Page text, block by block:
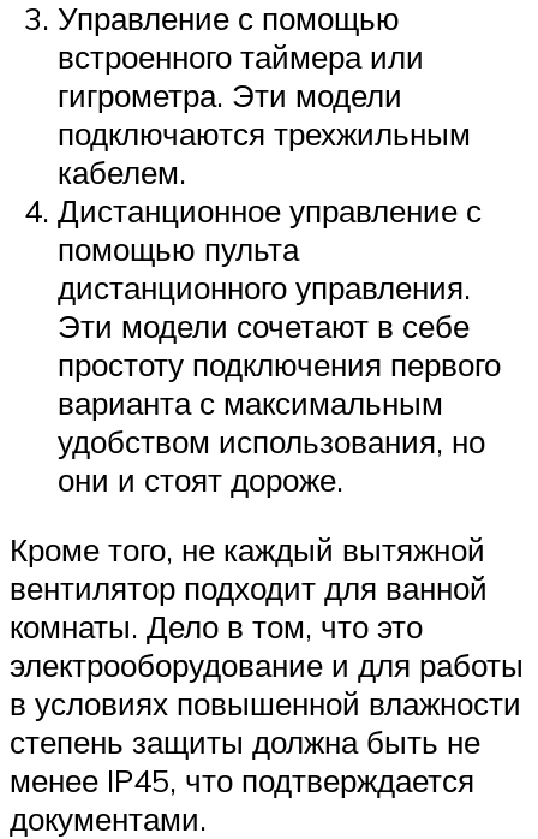
Управление с помощью
встроенного таймера или
гигрометра. Эти модели
подключаются трехжильным
кабелем.
Дистанционное управление с
помощью пульта
дистанционного управления.
Эти модели сочетают в себе
простоту подключения первого
варианта с максимальным
удобством использования, но
они и стоят дороже.
Кроме того, не каждый вытяжной
вентилятор подходит для ванной
комнаты. Дело в том, что это
электрооборудование и для работы
в условиях повышенной влажности
степень защиты должна быть не
менее IP45, что подтверждается
документами.